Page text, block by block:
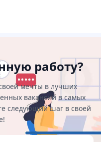
работу?
мечты в лучших
вакансий в самых
следующий шаг в своей